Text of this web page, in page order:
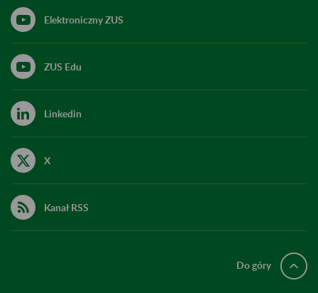
Elektroniczny ZUS
ZUS Edu
Linkedin
X
Kanał RSS
Do góry